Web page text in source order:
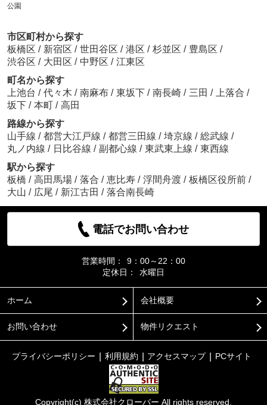
公園
市区町村から探す
板橋区 / 新宿区 / 世田谷区 / 港区 / 杉並区 / 豊島区 /
渋谷区 / 大田区 / 中野区 / 江東区
町名から探す
上池台 / 代々木 / 南麻布 / 東坂下 / 南長崎 / 三田 / 上落合 /
坂下 / 本町 / 高田
路線から探す
山手線 / 都営大江戸線 / 都営三田線 / 埼京線 / 総武線 /
丸ノ内線 / 日比谷線 / 副都心線 / 東武東上線 / 東西線
駅から探す
板橋 / 高田馬場 / 落合 / 恵比寿 / 浮間舟渡 / 板橋区役所前 /
大山 / 広尾 / 新江古田 / 落合南長崎
電話でお問い合わせ
営業時間：
9：00～22：00
定休日：
水曜日
ホーム 会社概要
お問い合わせ 物件リクエスト
プライバシーポリシー 利用規約 アクセスマップ PCサイト
Copyright(c) 株式会社クローバー All rights reserved.